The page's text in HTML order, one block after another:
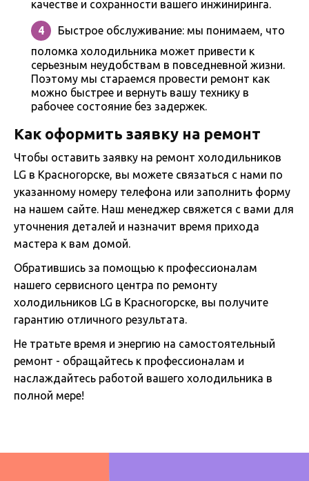
качестве и сохранности вашего инжиниринга.
Быстрое обслуживание: мы понимаем, что
поломка холодильника может привести к
серьезным неудобствам в повседневной жизни.
Поэтому мы стараемся провести ремонт как
можно быстрее и вернуть вашу технику в
рабочее состояние без задержек.
Как оформить заявку на ремонт
Чтобы оставить заявку на ремонт холодильников
LG в Красногорске, вы можете связаться с нами по
указанному номеру телефона или заполнить форму
на нашем сайте. Наш менеджер свяжется с вами для
уточнения деталей и назначит время прихода
мастера к вам домой.
Обратившись за помощью к профессионалам
нашего сервисного центра по ремонту
холодильников LG в Красногорске, вы получите
гарантию отличного результата.
Не тратьте время и энергию на самостоятельный
ремонт - oбpaщайтесь к профессионалам и
наслаждайтесь работой вашего холодильника в
полной мере!